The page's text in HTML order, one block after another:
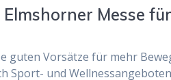
Elmshorner Messe
guten Vorsätze für mehr
Sport- und